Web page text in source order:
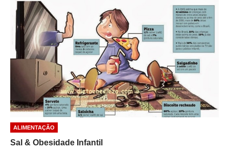
ALIMENTAÇÃO
Sal & Obesidade Infantil